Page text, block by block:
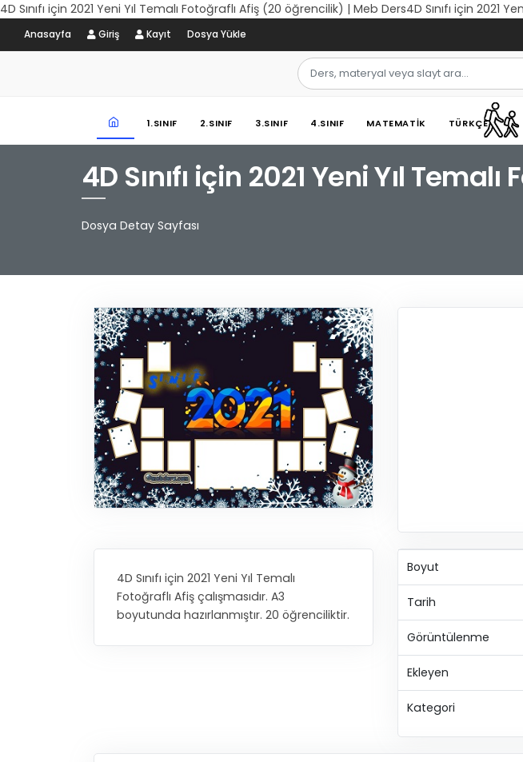
4D Sınıfı için 2021 Yeni Yıl Temalı Fotoğraflı Afiş (20 öğrencilik) | Meb Ders4D Sınıfı için 2021
Anasayfa Giriş Kayıt Dosya Yükle
1.SINIF 2.SINIF 3.SINIF 4.SINIF MATEMATIK TÜRKÇE
4D Sınıfı için 2021 Yeni Yıl
Dosya Detay Sayfası
4D Sınıfı için 2021 Yeni Yıl Temalı
Fotoğraflı Afiş çalışmasıdır. A3
boyutunda hazırlanmıştır. 20 öğrenciliktir.
Boyut
Tarih
Görüntülenme
Ekleyen
Kategori